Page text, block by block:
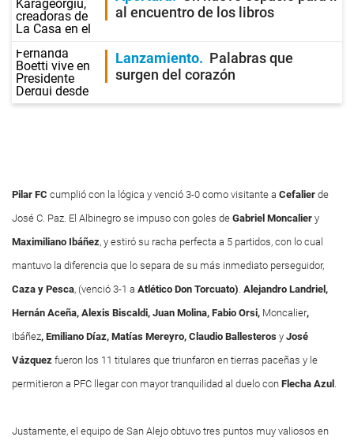
al encuentro de los libros
Lanzamiento
Palabras que
surgen del corazón
Pilar FC cumplió con la lógica y venció 3-0 como visitante a Cefalier de
José C. Paz. El Albinegro se impuso con goles de Gabriel Moncalier y
Maximiliano Ibáñez, y estiró su racha perfecta a 5 partidos, con lo cual
mantuvo la diferencia que lo separa de su más inmediato perseguidor,
Caza y Pesca, (venció 3-1 a Atlético Don Torcuato). Alejandro Landriel,
Hernán Aceña, Alexis Biscaldi, Juan Molina, Fabio Orsi, Moncalier,
Ibáñez, Emiliano Díaz, Matías Mereyro, Claudio Ballesteros y José
Vázquez fueron los 11 titulares que triunfaron en tierras paceñas y le
permitieron a PFC llegar con mayor tranquilidad al duelo con Flecha Azul .
Justamente, el equipo de San Alejo obtuvo tres puntos muy valiosos en